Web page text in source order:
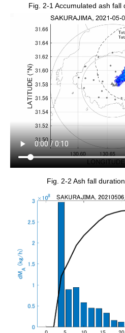
Fig. 2-1 Accumulated ash fall
Fig. 2-2 Ash fall